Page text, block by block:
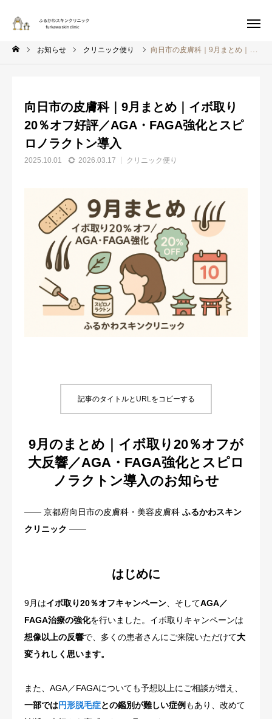
／AGA・FAGA強化とスピロノラクトン導入
お知らせ クリニック便り 向日市の皮膚科｜9月まとめ｜イボ取り20％オフ好評／AGA・FAGA強化とスピロノラクトン導入
向日市の皮膚科｜9月まとめ｜イボ取り
20％オフ好評／AGA・FAGA強化とスピ
ロノラクトン導入
2025.10.01 2026.03.17 クリニック便り
記事のタイトルとURLをコピーする
9月のまとめ｜イボ取り20％オフが
大反響／AGA・FAGA強化とスピロ
ノラクトン導入のお知らせ
―― 京都府向日市の皮膚科・美容皮膚科 ふるかわスキン
クリニック ――
はじめに
9月はイボ取り20％オフキャンペーン、そしてAGA／
FAGA治療の強化を行いました。イボ取りキャンペーンは
想像以上の反響で、多くの患者さんにご来院いただけて大
変うれしく思います。
また、AGA／FAGAについても予想以上にご相談が増え、
一部では円形脱毛症との鑑別が難しい症例 もあり、改めて
アクセス Instagram
当院について
診療内容
お悩みから探す
取扱い機器・治療一覧